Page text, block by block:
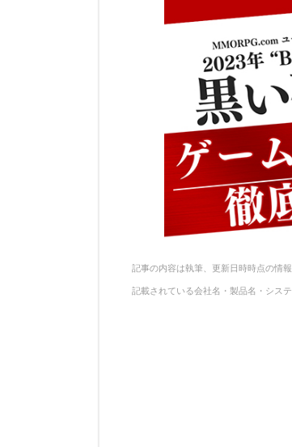
記事の内容は執筆、更新日時時点の情
記載されている会社名・製品名・シス